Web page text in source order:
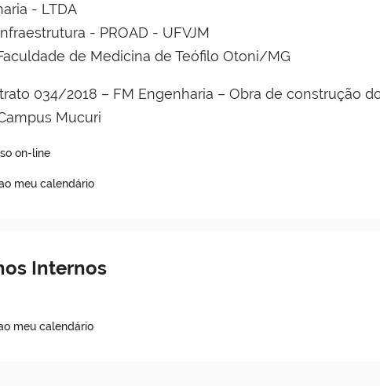
- LTDA
- PROAD - UFVJM
de Medicina de Teófilo Otoni/MG
034/2018 – FM Engenharia – Obra de construção
Mucuri
on-line
meu calendário
Internos
meu calendário